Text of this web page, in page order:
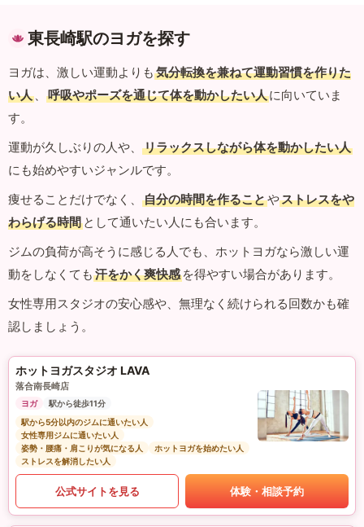
東長崎駅のヨガを探す
ヨガは、激しい運動よりも 気分転換を兼ねて運動習慣を作りた
い人 、 呼吸やポーズを通じて体を動かしたい人に向いていま
す。
運動が久しぶりの人や、
リラックスしながら体を動かしたい人
にも始めやすいジャンルです。
痩せることだけでなく、
自分の時間を作ることやストレスをや
わらげる時間 として通いたい人にも合います。
ジムの負荷が高そうに感じる人でも、ホットヨガなら激しい運
動をしなくても 汗をかく爽快感 を得やすい場合があります。
女性専用スタジオの安心感や、無理なく続けられる回数かも確
認しましょう。
ホットヨガスタジオ LAVA
落合南長崎店
ヨガ
駅から徒歩11分
駅から5分以内のジムに通いたい人
女性専用ジムに通いたい人
姿勢・腰痛・肩こりが気になる人
ホットヨガを始めたい人
ストレスを解消したい人
公式サイトを見る 体験・相談予約